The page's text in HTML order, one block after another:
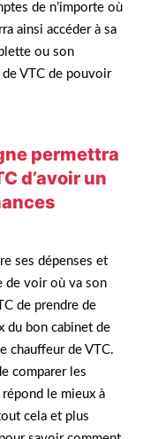
de n’importe où
ainsi accéder à sa
ou son
VTC de pouvoir
permettra
d’avoir un
ses dépenses et
de voir où va son
de prendre de
du bon cabinet de
chauffeur de VTC.
comparer les
le mieux à
cela et plus